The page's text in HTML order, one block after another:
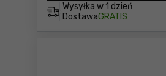
Wysyłka w 1 dzień
DostawaGRATIS